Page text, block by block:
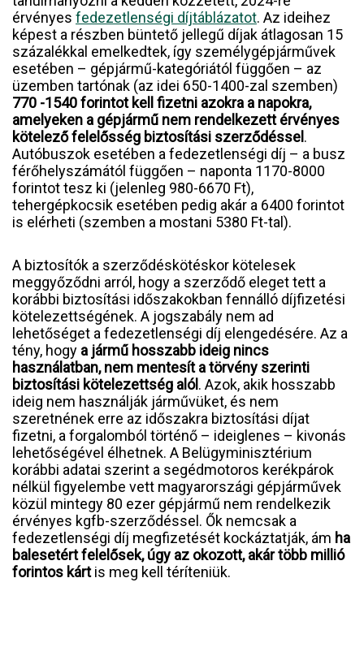
érvényes fedezetlenségi díjtáblázatot. Az ideihez
képest a részben büntető jellegű díjak átlagosan 15
százalékkal emelkedtek, így személygépjárművek
esetében – gépjármű-kategóriától függően – az
üzemben tartónak (az idei 650-1400-zal szemben)
770 -1540 forintot kell fizetni azokra a napokra,
amelyeken a gépjármű nem rendelkezett érvényes
kötelező felelősség biztosítási szerződéssel .
Autóbuszok esetében a fedezetlenségi díj – a busz
férőhelyszámától függően – naponta 1170-8000
forintot tesz ki (jelenleg 980-6670 Ft),
tehergépkocsik esetében pedig akár a 6400 forintot
is elérheti (szemben a mostani 5380 Ft-tal).
A biztosítók a szerződéskötéskor kötelesek
meggyőződni arról, hogy a szerződő eleget tett a
korábbi biztosítási időszakokban fennálló díjfizetési
kötelezettségének. A jogszabály nem ad
lehetőséget a fedezetlenségi díj elengedésére. Az a
tény, hogy a jármű hosszabb ideig nincs
használatban, nem mentesít a törvény szerinti
biztosítási kötelezettség alól. Azok, akik hosszabb
ideig nem használják járművüket, és nem
szeretnének erre az időszakra biztosítási díjat
fizetni, a forgalomból történő – ideiglenes – kivonás
lehetőségével élhetnek. A Belügyminisztérium
korábbi adatai szerint a segédmotoros kerékpárok
nélkül figyelembe vett magyarországi gépjárművek
közül mintegy 80 ezer gépjármű nem rendelkezik
érvényes kgfb-szerződéssel. Ők nemcsak a
fedezetlenségi díj megfizetését kockáztatják, ám ha
balesetért felelősek, úgy az okozott, akár több millió
forintos kártis meg kell téríteniük.